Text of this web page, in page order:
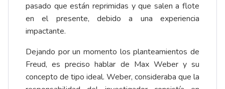
pasado que están reprimidas y que salen a flote
en el presente, debido a una experiencia
impactante.
Dejando por un momento los planteamientos de
Freud, es preciso hablar de Max Weber y su
concepto de tipo ideal. Weber, consideraba que la